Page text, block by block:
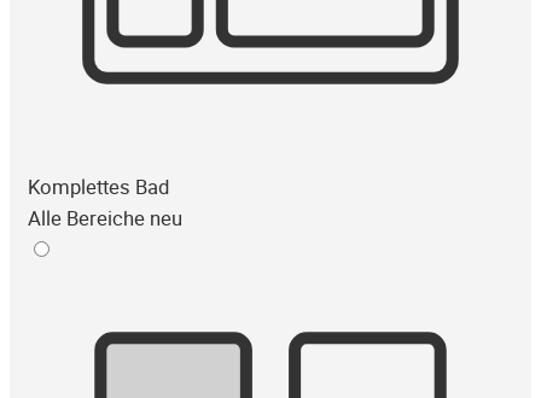
Komplettes Bad
Alle Bereiche neu